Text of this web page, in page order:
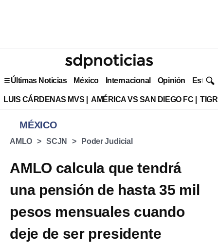
Últimas Noticias México Internacional Opinión Estilo
LUIS CÁRDENAS MVS AMÉRICA VS SAN DIEGO FC
MÉXICO
AMLO SCJN Poder Judicial
AMLO calcula que tendrá
una pensión de hasta 35 mil
pesos mensuales cuando
deje de ser presidente